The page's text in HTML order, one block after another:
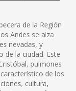
de la Región
Andes se alza
nevadas, y
de la ciudad. Este
pulmones
de los
cultura,